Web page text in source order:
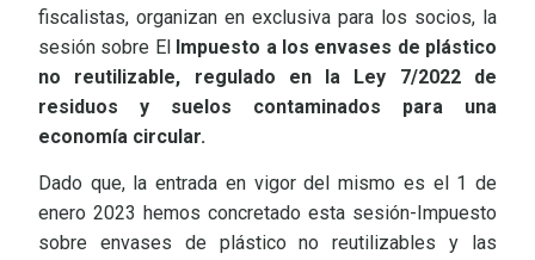
fiscalistas, organizan en exclusiva para los socios, la
sesión sobre El Impuesto a los envases de plástico
no reutilizable, regulado en la Ley 7/2022 de
residuos y suelos contaminados para una
economía circular.
Dado que, la entrada en vigor del mismo es el 1 de
enero 2023 hemos concretado esta sesión-Impuesto
sobre envases de plástico no reutilizables y las